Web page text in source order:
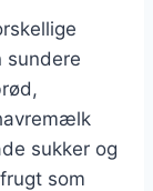
sundere
sukker og
som